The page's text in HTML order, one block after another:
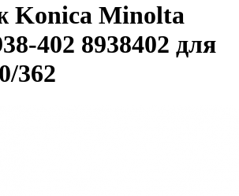
Konica Minolta
402 8938402 для
362